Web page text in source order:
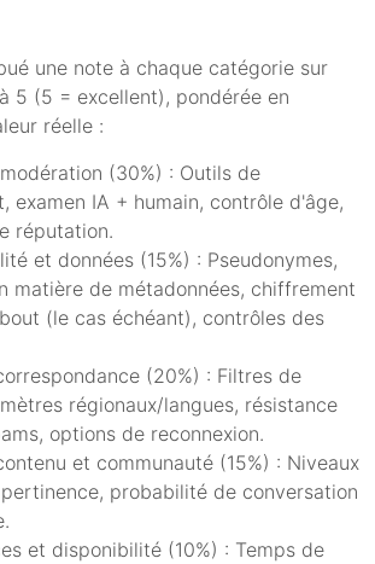
une note à chaque catégorie sur
5 (5 = excellent), pondérée en
réelle :
(30%) : Outils de
examen IA + humain, contrôle d'âge,
réputation.
et données (15%) : Pseudonymes,
matière de métadonnées, chiffrement
(le cas échéant), contrôles des
(20%) : Filtres de
régionaux/langues, résistance
options de reconnexion.
et communauté (15%) : Niveaux
probabilité de conversation
et disponibilité (10%) : Temps de